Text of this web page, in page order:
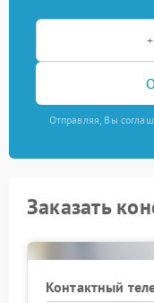
Отправляя, Вы
Заказать
Контактный